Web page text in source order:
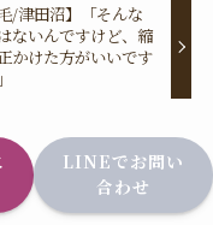
毛/津田沼】「そんな
ないんですけど、縮
かけた方がいいです
LINEでお問い
合わせ